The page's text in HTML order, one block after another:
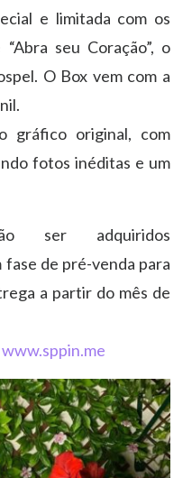
e limitada com os
seu Coração”, o
O Box vem com a
gráfico original, com
fotos inéditas e um
ser adquiridos
de pré-venda para
a partir do mês de
www.sppin.me